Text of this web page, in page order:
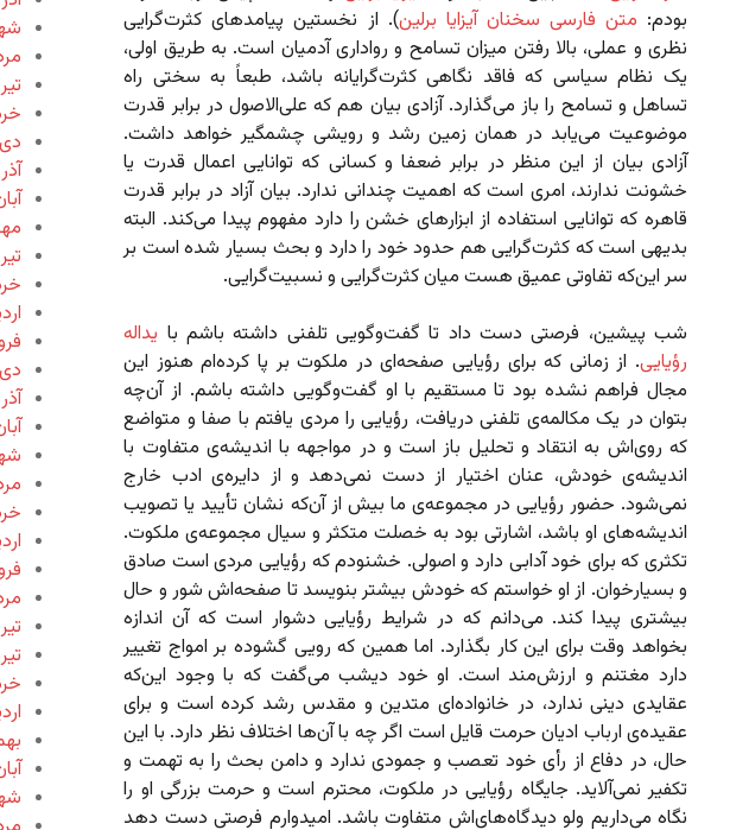
بودم: متن فارسی سخنان آیزایا برلین). از نخستین پیامدهای کثرت‌گرایی
نظری و عملی، بالا رفتن میزان تسامح و رواداری آدمیان است. به طریق اولی،
یک نظام سیاسی که فاقد نگاهی کثرت‌گرایانه باشد، طبعاً به سختی راه
تساهل و تسامح را باز می‌گذارد. آزادی بیان هم که علی‌الاصول در برابر قدرت
موضوعیت می‌یابد در همان زمین رشد و رویشی چشمگیر خواهد داشت.
آزادی بیان از این منظر در برابر ضعفا و کسانی که توانایی اعمال قدرت یا
خشونت ندارند، امری است که اهمیت چندانی ندارد. بیان آزاد در برابر قدرت
قاهره که توانایی استفاده‌ از ابزارهای خشن را دارد مفهوم پیدا می‌کند. البته
بدیهی است که کثرت‌گرایی هم حدود خود را دارد و بحث بسیار شده است بر
سر این‌که تفاوتی عمیق هست میان کثرت‌گرایی و نسبیت‌گرایی.
شب پیشین، فرصتی دست داد تا گفت‌وگویی تلفنی داشته باشم با یداله
رؤیایی. از زمانی که برای رؤیایی صفحه‌ای در ملکوت بر پا کرده‌ام هنوز این
مجال فراهم نشده بود تا مستقیم با او گفت‌وگویی داشته باشم. از آن‌چه
بتوان در یک مکالمه‌ی تلفنی دریافت، رؤیایی را مردی یافتم با صفا و متواضع
که روی‌اش به انتقاد و تحلیل باز است و در مواجهه با اندیشه‌ی متفاوت با
اندیشه‌ی خودش، عنان اختیار از دست نمی‌دهد و از دایره‌ی ادب خارج
نمی‌شود. حضور رؤیایی در مجموعه‌ی ما بیش از آن‌که نشان تأیید یا تصویب
اندیشه‌های او باشد،‌ اشارتی بود به خصلت متکثر و سیال مجموعه‌ی ملکوت.
تکثری که برای خود آدابی دارد و اصولی. خشنودم که رؤیایی مردی است صادق
و بسیارخوان. از او خواستم که خودش بیشتر بنویسد تا صفحه‌اش شور و حال
بیشتری پیدا کند. می‌دانم که در شرایط رؤیایی دشوار است که آن اندازه
بخواهد وقت برای این کار بگذارد. اما همین‌ که رویی گشوده بر امواج تغییر
دارد مغتنم و ارزش‌مند است. او خود دیشب می‌گفت که با وجود این‌که
عقایدی دینی ندارد، در خانواده‌ای متدین و مقدس رشد کرده است و برای
عقیده‌ی ارباب ادیان حرمت قایل است اگر چه با آن‌ها اختلاف نظر دارد. با این
حال، در دفاع از رأی خود تعصب و جمودی ندارد و دامن بحث را به تهمت و
تکفیر نمی‌آلاید. جایگاه رؤیایی در ملکوت، محترم است و حرمت بزرگی او را
نگاه می‌داریم ولو دیدگاه‌های‌اش متفاوت باشد. امیدوارم فرصتی دست دهد
تیر ۱۴۰۱
دی ۱۴۰۰
آذر ۱۴۰۰
آبان
مهر
تیر ۱۳۹۹
دی ۱۳۹۸
آذر ۱۳۹۸
آبان
تیر ۱۳۹۷
تیر ۱۳۹۶
آبان